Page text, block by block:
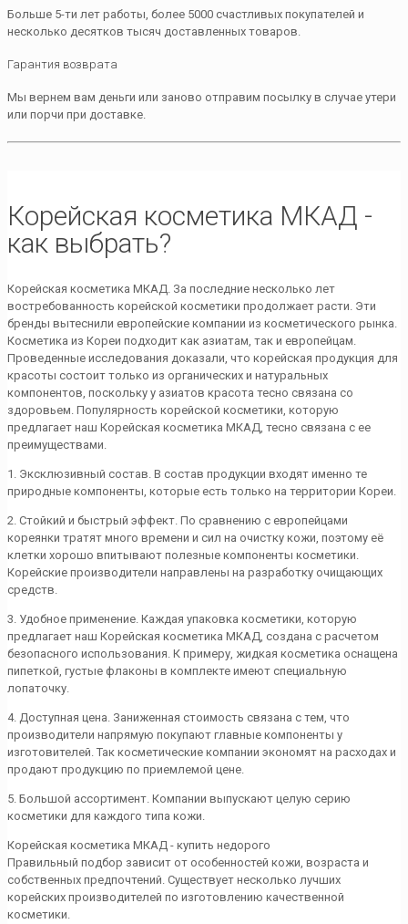
Больше 5-ти лет работы, более 5000 счастливых покупателей и
несколько десятков тысяч доставленных товаров.
Гарантия возврата
Мы вернем вам деньги или заново отправим посылку в случае утери
или порчи при доставке.
Корейская косметика МКАД -
как выбрать?
Корейская косметика МКАД. За последние несколько лет
востребованность корейской косметики продолжает расти. Эти
бренды вытеснили европейские компании из косметического рынка.
Косметика из Кореи подходит как азиатам, так и европейцам.
Проведенные исследования доказали, что корейская продукция для
красоты состоит только из органических и натуральных
компонентов, поскольку у азиатов красота тесно связана со
здоровьем. Популярность корейской косметики, которую
предлагает наш Корейская косметика МКАД, тесно связана с ее
преимуществами.
1. Эксклюзивный состав. В состав продукции входят именно те
природные компоненты, которые есть только на территории Кореи.
2. Стойкий и быстрый эффект. По сравнению с европейцами
кореянки тратят много времени и сил на очистку кожи, поэтому её
клетки хорошо впитывают полезные компоненты косметики.
Корейские производители направлены на разработку очищающих
средств.
3. Удобное применение. Каждая упаковка косметики, которую
предлагает наш Корейская косметика МКАД, создана с расчетом
безопасного использования. К примеру, жидкая косметика оснащена
пипеткой, густые флаконы в комплекте имеют специальную
лопаточку.
4. Доступная цена. Заниженная стоимость связана с тем, что
производители напрямую покупают главные компоненты у
изготовителей. Так косметические компании экономят на расходах и
продают продукцию по приемлемой цене.
5. Большой ассортимент. Компании выпускают целую серию
косметики для каждого типа кожи.
Корейская косметика МКАД - купить недорого
Правильный подбор зависит от особенностей кожи, возраста и
собственных предпочтений. Существует несколько лучших
корейских производителей по изготовлению качественной
косметики.